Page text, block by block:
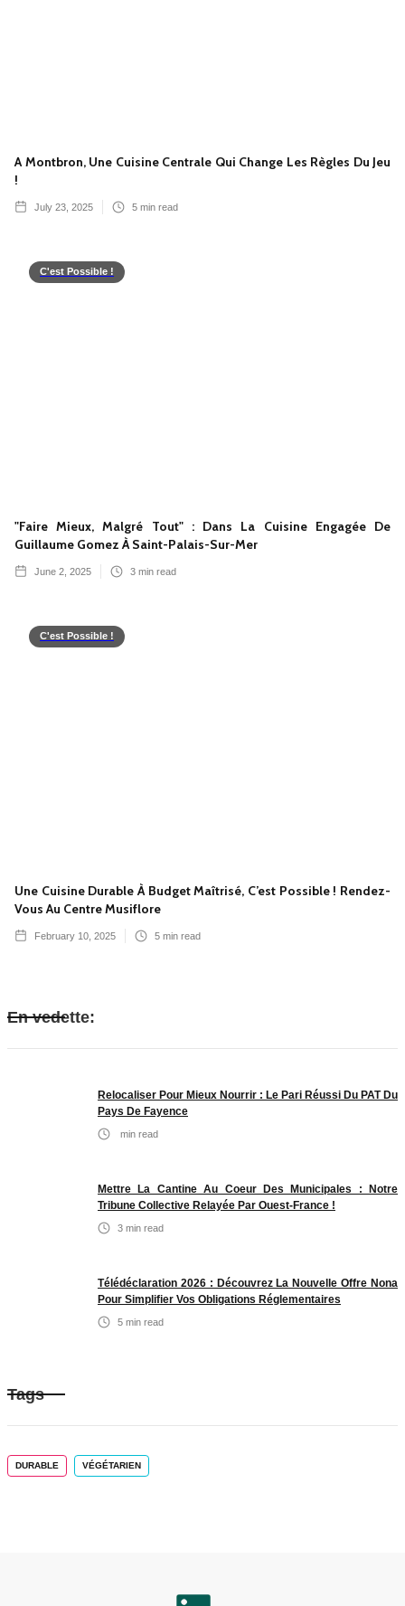
A Montbron, Une Cuisine Centrale Qui Change Les Règles Du Jeu
!
July 23, 2025 5 min read
C'est Possible !
"Faire Mieux, Malgré Tout" : Dans La Cuisine Engagée De
Guillaume Gomez À Saint-Palais-Sur-Mer
June 2, 2025 3 min read
C'est Possible !
Une Cuisine Durable À Budget Maîtrisé, C’est Possible ! Rendez-
Vous Au Centre Musiflore
February 10, 2025 5 min read
En vedette:
Relocaliser Pour Mieux Nourrir : Le Pari Réussi Du PAT Du
Pays De Fayence
min read
Mettre La Cantine Au Coeur Des Municipales : Notre
Tribune Collective Relayée Par Ouest-France !
3 min read
Télédéclaration 2026 : Découvrez La Nouvelle Offre Nona
Pour Simplifier Vos Obligations Réglementaires
5 min read
Tags
DURABLE VÉGÉTARIEN